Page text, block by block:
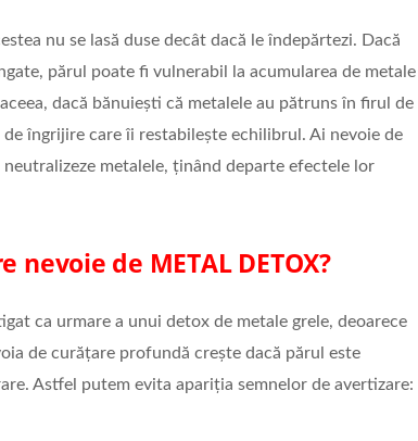
nu se lasă duse decât dacă le îndepărtezi. Dacă
părul poate fi vulnerabil la acumularea de metale
dacă bănuiești că metalele au pătruns în firul de
îngrijire care îi restabilește echilibrul. Ai nevoie de
metalele, ținând departe efectele lor
nevoie de METAL DETOX?
ca urmare a unui detox de metale grele, deoarece
de curățare profundă crește dacă părul este
Astfel putem evita apariția semnelor de avertizare: